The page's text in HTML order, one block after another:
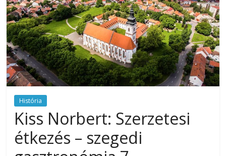
História
Kiss Norbert: Szerzetesi
étkezés – szegedi